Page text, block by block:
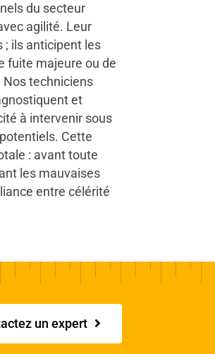
du secteur
agilité. Leur
; ils anticipent les
fuite majeure ou de
techniciens
et
à intervenir sous
Cette
: avant toute
les mauvaises
entre célérité
un expert